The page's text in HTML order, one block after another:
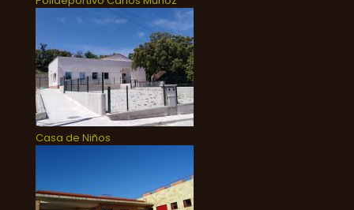
Casa de Niños